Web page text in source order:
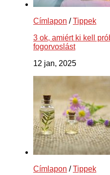
Címlapon /Tippek
3 ok, amiért ki kell
fogorvoslást
12 jan, 2025
Címlapon /Tippek